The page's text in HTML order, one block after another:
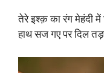
तेरे इश्क़ का रंग मेहंदी में
हाथ सज गए पर दिल